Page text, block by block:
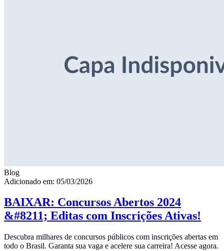
Blog
Adicionado em: 05/03/2026
BAIXAR: Concursos Abertos 2024
&#8211; Editas com Inscrições Ativas!
Descubra milhares de concursos públicos com inscrições abertas em
todo o Brasil. Garanta sua vaga e acelere sua carreira! Acesse agora.